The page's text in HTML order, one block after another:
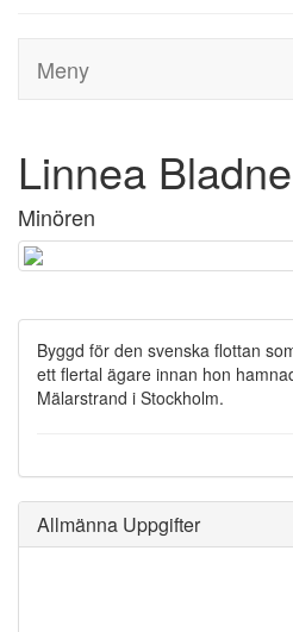
Meny
Linnea
Minören
Byggd för den svenska flottan
ett flertal ägare innan hon
Mälarstrand i Stockholm.
Allmänna Uppgifter